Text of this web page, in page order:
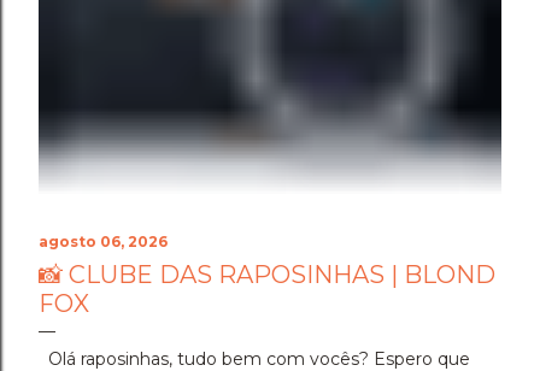
agosto 06, 2026
📸 CLUBE DAS RAPOSINHAS | BLOND
FOX
Olá raposinhas, tudo bem com vocês? Espero que